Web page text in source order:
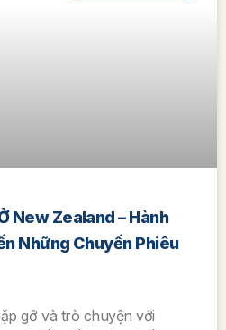
New Zealand – Hành
Những Chuyến Phiêu
gỡ và trò chuyện với